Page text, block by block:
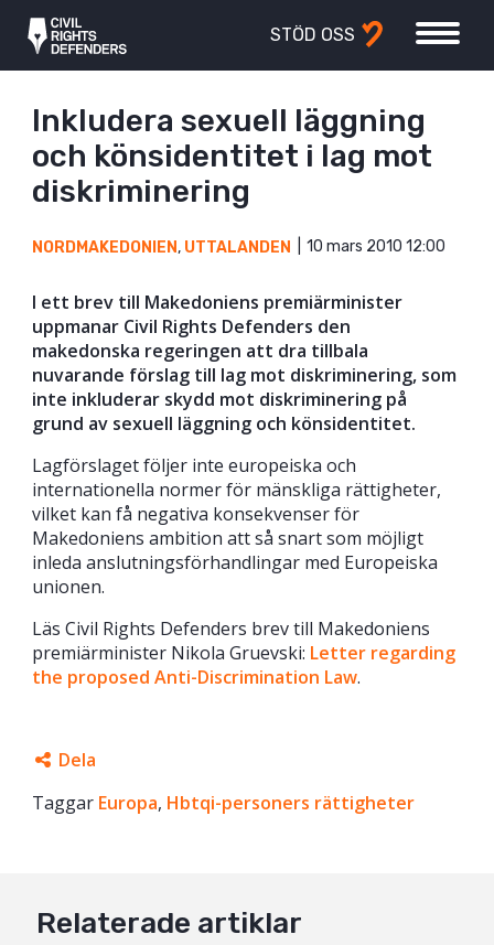
STÖD OSS
Inkludera sexuell läggning
och könsidentitet i lag mot
diskriminering
NORDMAKEDONIEN, UTTALANDEN 10 mars 2010 12:00
I ett brev till Makedoniens premiärminister
uppmanar Civil Rights Defenders den
makedonska regeringen att dra tillbala
nuvarande förslag till lag mot diskriminering, som
inte inkluderar skydd mot diskriminering på
grund av sexuell läggning och könsidentitet.
Lagförslaget följer inte europeiska och
internationella normer för mänskliga rättigheter,
vilket kan få negativa konsekvenser för
Makedoniens ambition att så snart som möjligt
inleda anslutningsförhandlingar med Europeiska
unionen.
Läs Civil Rights Defenders brev till Makedoniens
premiärminister Nikola Gruevski: Letter regarding
the proposed Anti-Discrimination Law.
Dela
Facebook
Mail
Taggar Europa, Hbtqi-personers rättigheter
Relaterade artiklar